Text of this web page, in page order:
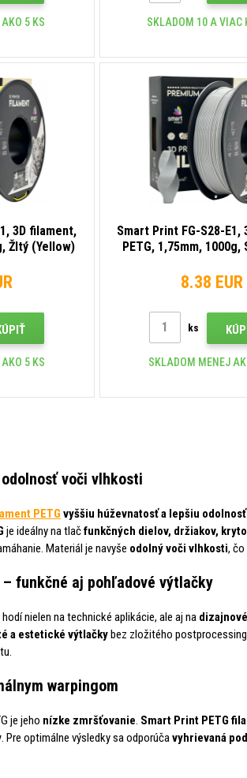
5 KS SKLADOM 10 A VIAC
3D filament,
Žltý (Yellow)
5 KS
Smart Print FG-S28-E1,
PETG, 1,75mm, 1000g,
8.38 EUR
ks
SKLADOM MENEJ
voči vlhkosti
PETG vyššiu húževnatosť a lepšiu
je ideálny na tlačfunkčných dielov, držiakov,
Materiál je navyše odolný voči vlhkosti, čo
funkčné aj pohľadové výtlačky
nielen na technické aplikácie, ale aj na
a estetické výtlačkybez zložitého
warpingom
je jeho nízke zmršťovanie Smart Print PETG
. Pre optimálne výsledky sa odporúča vyhrievaná